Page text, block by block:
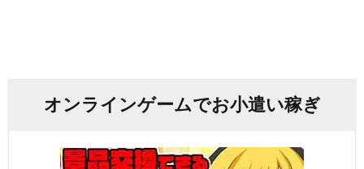
オンラインゲームでお小遣い稼ぎ